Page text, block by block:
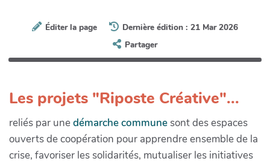
Éditer la page
Dernière édition : 21 Mar 2026
Partager